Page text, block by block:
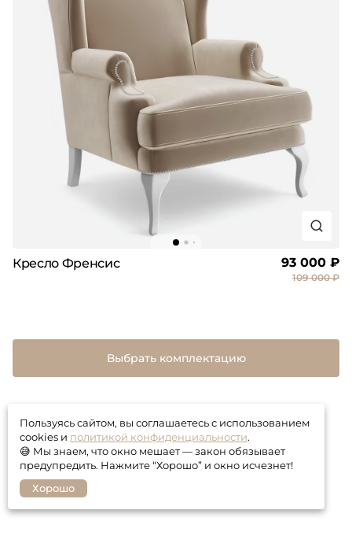
Кресло Френсис 93 000 ₽
109 000 ₽
Выбрать комплектацию
Пользуясь сайтом, вы соглашаетесь с использованием
cookies и политикой конфиденциальности.
😅 Мы знаем, что окно мешает — закон обязывает
предупредить. Нажмите “Хорошо” и окно исчезнет!
Хорошо